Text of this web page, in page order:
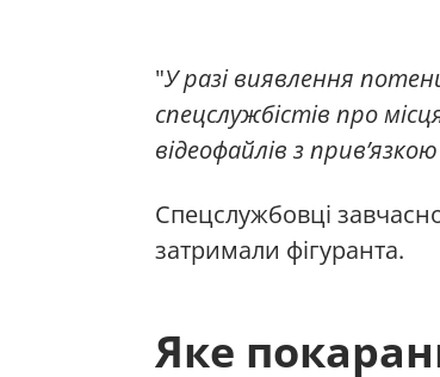
"У разі виявлення
спецслужбістів про
відеофайлів з
Спецслужбовці
затримали фігуранта.
Яке